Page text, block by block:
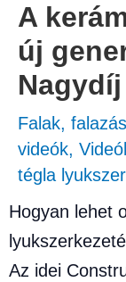
A
új
Falak,
videók,
tégla
Hogyan lehet
Az idei